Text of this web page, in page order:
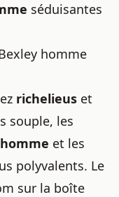
séduisantes
homme
richelieus et
souple, les
et les
polyvalents. Le
sur la boîte